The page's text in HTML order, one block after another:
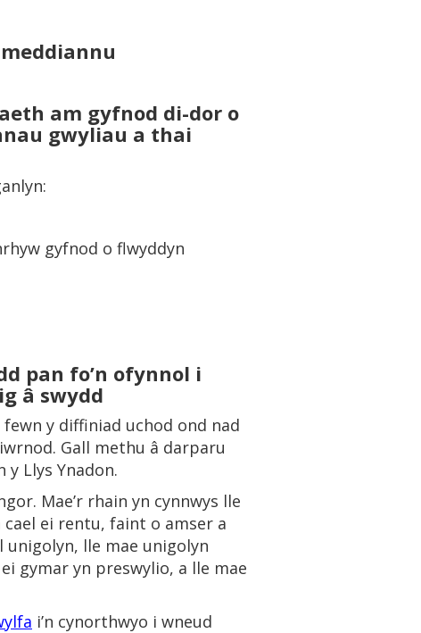
am gyfnod di-dor o
gwyliau a thai
gyfnod o flwyddyn
pan fo’n ofynnol i
â swydd
y diffiniad uchod ond nad
Gall methu â darparu
Llys Ynadon.
Mae’r rhain yn cynnwys lle
cael ei rentu, faint o amser a
lle mae unigolyn
gymar yn preswylio, a lle mae
i’n cynorthwyo i wneud